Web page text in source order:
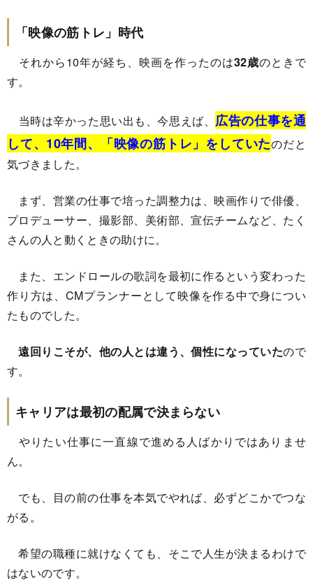
「映像の筋トレ」時代
それから10年が経ち、映画を作ったのは32歳のときで
す。
当時は辛かった思い出も、今思えば、 広告の仕事を通
して、10年間、「映像の筋トレ」をしていたのだと
気づきました。
まず、営業の仕事で培った調整力は、映画作りで俳優、
プロデューサー、撮影部、美術部、宣伝チームなど、たく
さんの人と動くときの助けに。
また、エンドロールの歌詞を最初に作るという変わった
作り方は、CMプランナーとして映像を作る中で身につい
たものでした。
遠回りこそが、他の人とは違う、個性になっていたので
す。
キャリアは最初の配属で決まらない
やりたい仕事に一直線で進める人ばかりではありませ
ん。
でも、目の前の仕事を本気でやれば、必ずどこかでつな
がる。
希望の職種に就けなくても、そこで人生が決まるわけで
はないのです。